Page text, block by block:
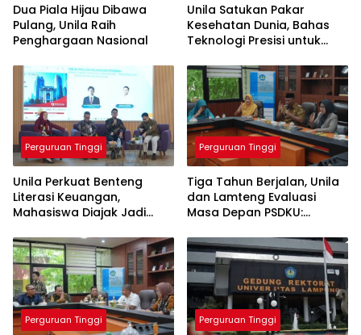
Dua Piala Hijau Dibawa
Pulang, Unila Raih
Penghargaan Nasional
Unila Satukan Pakar
Kesehatan Dunia, Bahas
Teknologi Presisi untuk
Medis
Perguruan Tinggi
Unila Perkuat Benteng
Literasi Keuangan,
Mahasiswa Diajak Jadi
Perguruan Tinggi
Tiga Tahun Berjalan, Unila
dan Lamteng Evaluasi
Masa Depan PSDKU:
Kampus Daerah
Perguruan Tinggi Perguruan Tinggi